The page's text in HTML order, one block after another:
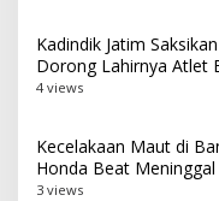
Kadindik Jatim
Dorong Lahirnya Atlet
4 views
Kecelakaan Maut di
Honda Beat
3 views